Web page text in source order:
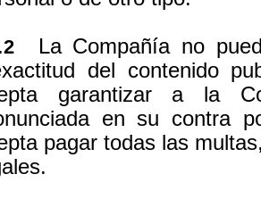
La Compañía no
del contenido
garantizar a la
en su contra
pagar todas las